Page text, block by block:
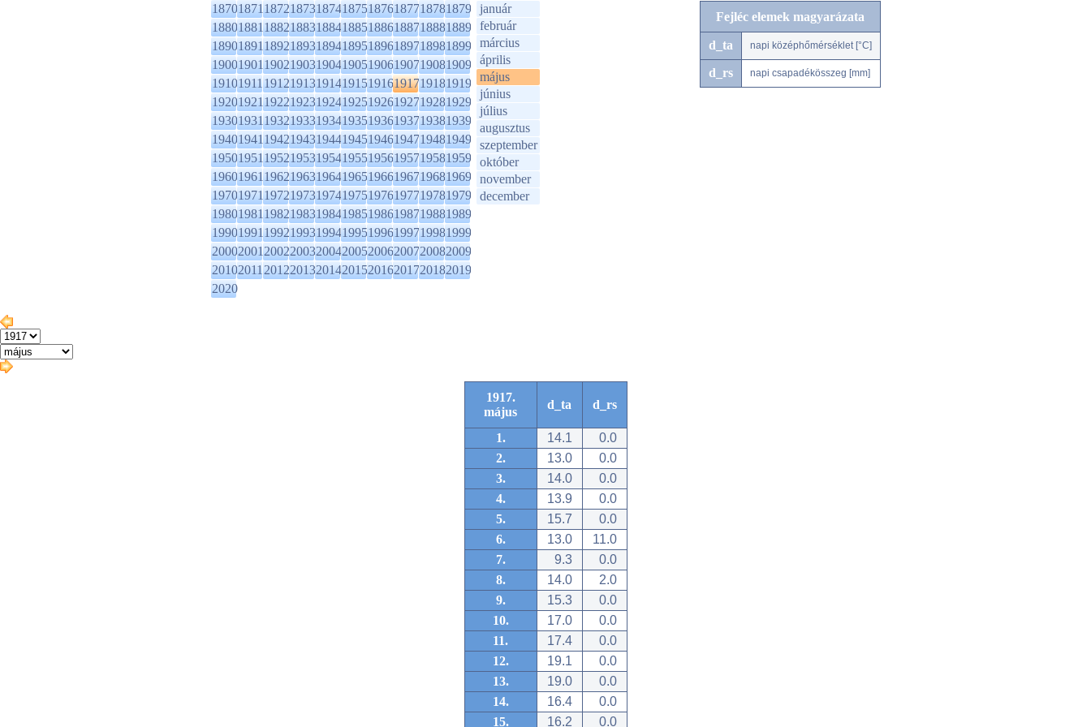
1870187118721873187418751876187718781879
1880188118821883188418851886188718881889
1890189118921893189418951896189718981899
1900190119021903190419051906190719081909
1910191119121913191419151916191719181919
1920192119221923192419251926192719281929
1930193119321933193419351936193719381939
1940194119421943194419451946194719481949
1950195119521953195419551956195719581959
1960196119621963196419651966196719681969
1970197119721973197419751976197719781979
1980198119821983198419851986198719881989
1990199119921993199419951996199719981999
2000200120022003200420052006200720082009
2010201120122013201420152016201720182019
2020
január
február
március
április
május
június
július
augusztus
szeptember
október
november
december
Fejléc elemek magyarázata
d_ta napi középhőmérséklet [°C]
d_rs napi csapadékösszeg [mm]
1917.
május
d_ta d_rs
1. 14.1
0.0
2.
13.0
0.0
3.
14.0
0.0
4.
13.9
0.0
5.
15.7
0.0
6.
13.0
11.0
7.
9.3
0.0
8.
14.0
2.0
9.
15.3
0.0
10.
17.0
0.0
11.
17.4
0.0
12.
19.1
0.0
13.
19.0
0.0
14.
16.4
0.0
15.
16.2 0.0